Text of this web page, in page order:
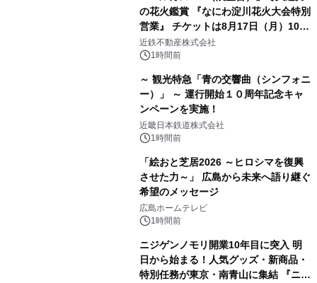
の花火鑑賞 『なにわ淀川花火大会特別
営業』 チケットは8月17日（月）10時
00分から販売開始！
近鉄不動産株式会社
1時間前
～ 観光特急「青の交響曲（シンフォニ
ー）」 ～ 運行開始１０周年記念キャ
ンペーンを実施！
近畿日本鉄道株式会社
1時間前
「絵おと芝居2026 ～ヒロシマを復興
させた力～」 広島から未来へ語り継ぐ
希望のメッセージ
広島ホームテレビ
1時間前
ニジゲンノモリ開業10年目に突入 明
日から始まる！人気グッズ・新商品・
特別任務が東京・南青山に集結 『ニジ